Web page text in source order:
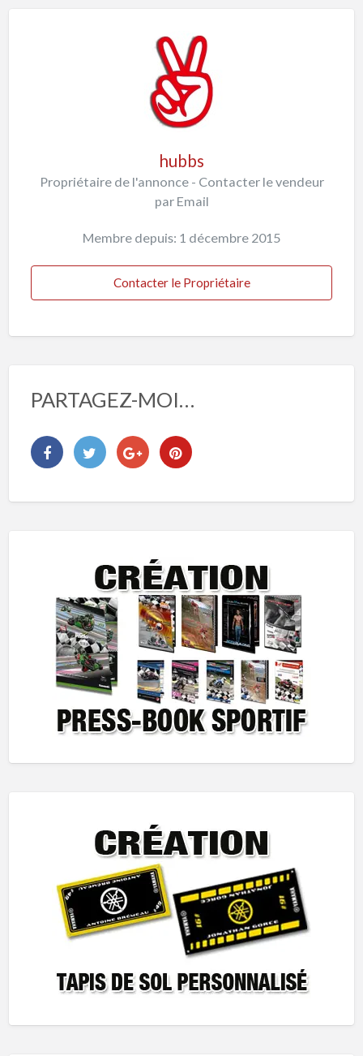
hubbs
Propriétaire de l'annonce - Contacter le vendeur
par Email
Membre depuis: 1 décembre 2015
Contacter le Propriétaire
PARTAGEZ-MOI…